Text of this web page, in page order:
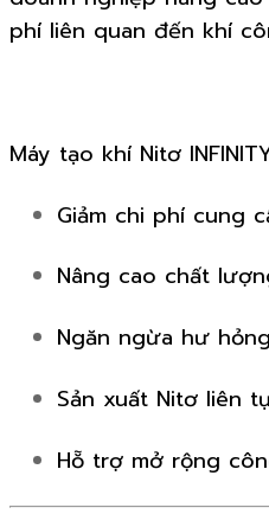
phí liên quan đến khí
Máy tạo khí Nitơ
Giảm chi phí cung
Nâng cao chất
Ngăn ngừa hư
Sản xuất Nitơ liên
Hỗ trợ mở rộng